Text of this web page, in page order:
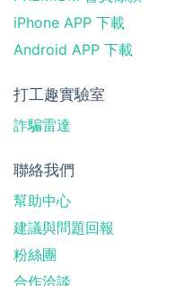
iPhone APP 下載
Android APP 下載
打工趣實驗室
詐騙雷達
聯絡我們
幫助中心
建議與問題回報
粉絲團
合作洽談